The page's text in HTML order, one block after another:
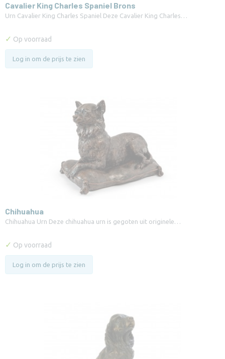
Cavalier King Charles Spaniel Brons
Urn Cavalier King Charles Spaniel Deze Cavalier King Charles…
✓ Op voorraad
Log in om de prijs te zien
Chihuahua
Chihuahua Urn Deze chihuahua urn is gegoten uit originele…
✓ Op voorraad
Log in om de prijs te zien